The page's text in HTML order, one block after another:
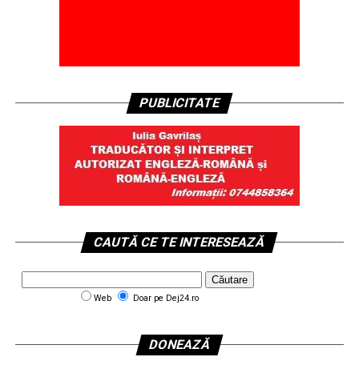
PUBLICITATE
CAUTĂ CE TE INTERESEAZĂ
Web Doar pe Dej24.ro
DONEAZĂ